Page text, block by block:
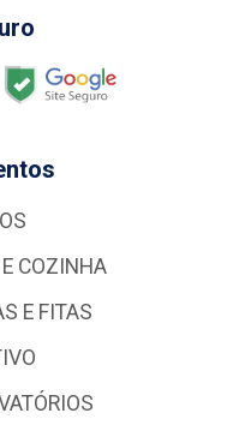
COZINHA
E FITAS